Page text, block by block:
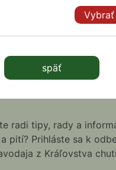
Vybrať
späť
radi tipy, rady a
pití? Prihláste sa k
z Kráľovstva